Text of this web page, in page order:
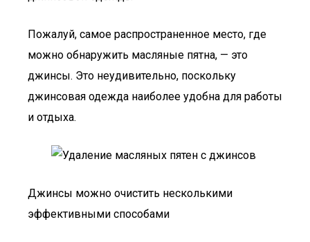
Пожалуй, самое распространенное место, где
можно обнаружить масляные пятна, — это
джинсы. Это неудивительно, поскольку
джинсовая одежда наиболее удобна для работы
и отдыха.
Джинсы можно очистить несколькими
эффективными способами